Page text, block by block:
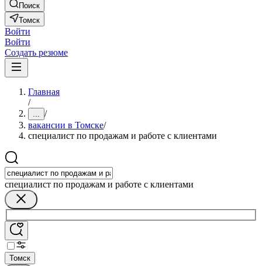
Поиск
Томск
Войти
Войти
Создать резюме
Главная
/
... /
вакансии в Томске/
специалист по продажам и работе с клиентами
специалист по продажам и работе с клиентами
Томск